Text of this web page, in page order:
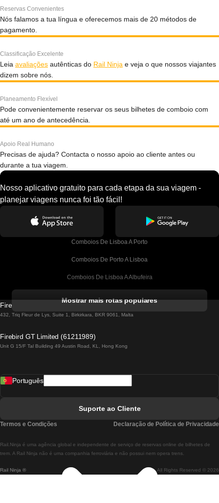
Reservas Convenientes
Nós falamos a tua língua e oferecemos mais de 20 métodos de
pagamento.
Classificação Excelente
Leia avaliações autênticas do Rail Ninja e veja o que nossos viajantes
dizem sobre nós.
Planeamento Flexível
Pode convenientemente reservar os seus bilhetes de comboio com
até um ano de antecedência.
Apoio Real Humano
Precisas de ajuda? Contacta o nosso apoio ao cliente antes ou
durante a tua viagem.
Nosso aplicativo gratuito para cada etapa da sua viagem -
planejar viagens nunca foi tão fácil!
Comboios De Lisboa A Porto
Comboios De Porto A Lisboa
Comboios De Lisboa A Albufeira
Comboios De Lisboa A Lagos
Comboios De Lisboa A Madrid
Comboios De Lisboa A Braga
Comboios De Braga A Lisboa
Mostrar mais rotas populares
Firebird GT Limited (OC 1451)
432, Triq Fleur de Lys, Suite 1, Birkirkara, BKR 9061, Malta
Firebird GT Limited (61211989)
Unit G 15/F Tal Building 49 Austin Road, KL, Hong Kong
Rail Ninja ® All Rights Reserved © 2026
Rail.Ninja é uma agência global e independente de serviço de reservas online de bilhetes de
trem. A Rail Ninja não é uma companhia ferroviária e não possui nem opera trens.
Português
Suporte ao Cliente
Termos e Condições Declaração de Política de Privacidade